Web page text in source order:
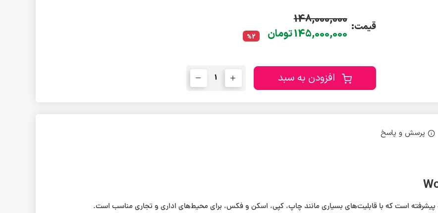
قیمت: 148,000,000
145,000,000 تومان
%2
افزودن به سبد
پرسش و پاسخ